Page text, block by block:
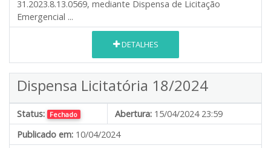
31.2023.8.13.0569, mediante Dispensa de Licitação
Emergencial ...
DETALHES
Dispensa Licitatória 18/2024
Status: Fechado Abertura: 15/04/2024 23:59
Publicado em: 10/04/2024